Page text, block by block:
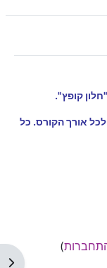
לאתר אינטרנט
קופץ".
אורך הקורס. כל
)